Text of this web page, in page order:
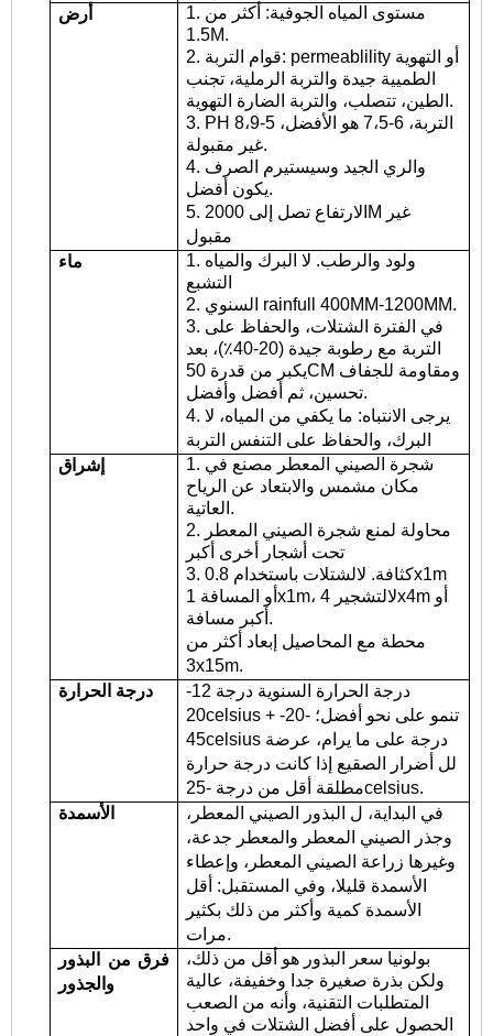
أرض
1. مستوى المياه الجوفية: أكثر من
1.5M.
2. قوام التربة: permeablility أو التهوية
الطميية جيدة والتربة الرملية، تجنب
الطين، تتصلب، والتربة الضارة التهوية.
3. PH التربة، 6-7،5 هو الأفضل، 5-8،9
غير مقبولة.
4. والري الجيد وسيستيرم الصرف
يكون أفضل.
5. الارتفاع تصل إلى 2000M غير
مقبول
ماء
1. ولود والرطب. لا البرك والمياه
التشبع
2. السنوي rainfull 400MM-1200MM.
3. في الفترة الشتلات، والحفاظ على
التربة مع رطوبة جيدة (20-40٪)، بعد
يكبر من قدرة 50CM ومقاومة للجفاف
تحسين، ثم أفضل وأفضل.
4. يرجى الانتباه: ما يكفي من المياه، لا
البرك، والحفاظ على التنفس التربة
إشراق
1. شجرة الصيني المعطر مصنع في
مكان مشمس والابتعاد عن الرياح
العاتية.
2. محاولة لمنع شجرة الصيني المعطر
تحت أشجار أخرى أكبر
3. كثافة. لالشتلات باستخدام 0.8x1m
أو المسافة 1x1m، لالتشجير 4x4m أو
أكبر مسافة.
محطة مع المحاصيل إبعاد أكثر من
3x15m.
درجة الحرارة
درجة الحرارة السنوية درجة 12-
20celsius تنمو على نحو أفضل؛ -20- +
45celsius درجة على ما يرام، عرضة
لل أضرار الصقيع إذا كانت درجة حرارة
مطلقة أقل من درجة -25celsius.
الأسمدة
في البداية، ل البذور الصيني المعطر،
وجذر الصيني المعطر والمعطر جدعة،
وغيرها زراعة الصيني المعطر، وإعطاء
الأسمدة قليلا، وفي المستقبل: أقل
الأسمدة كمية وأكثر من ذلك بكثير
مرات.
فرق من البذور
والجذور
بولونيا سعر البذور هو أقل من ذلك،
ولكن بذرة صغيرة جدا وخفيفة، عالية
المتطلبات التقنية، وأنه من الصعب
الحصول على أفضل الشتلات في واحد